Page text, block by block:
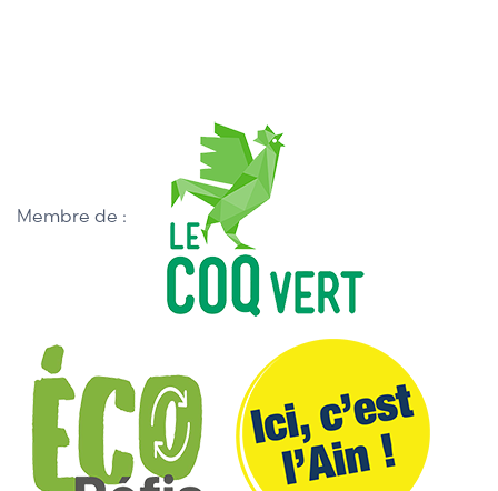
Membre de :